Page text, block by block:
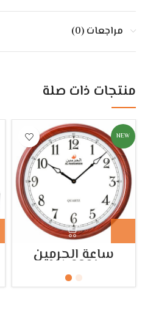
مراجعات (0)
منتجات ذات صلة
NEW
ساعة الحرمين
HA.9201